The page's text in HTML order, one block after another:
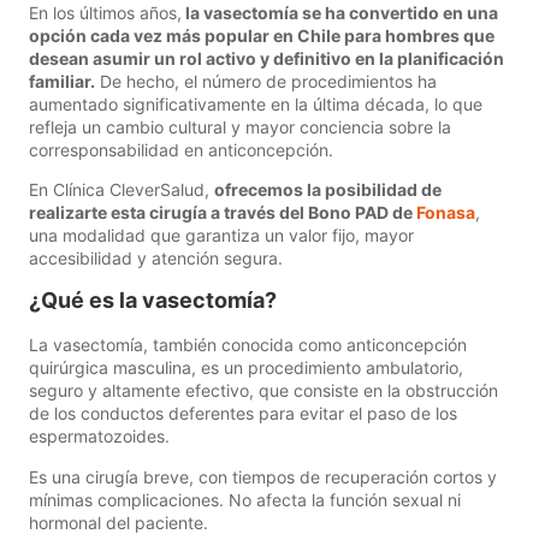
En los últimos años, la vasectomía se ha convertido en una
opción cada vez más popular en Chile para hombres que
desean asumir un rol activo y definitivo en la planificación
familiar. De hecho, el número de procedimientos ha
aumentado significativamente en la última década, lo que
refleja un cambio cultural y mayor conciencia sobre la
corresponsabilidad en anticoncepción.
En Clínica CleverSalud, ofrecemos la posibilidad de
realizarte esta cirugía a través del Bono PAD deFonasa,
una modalidad que garantiza un valor fijo, mayor
accesibilidad y atención segura.
¿Qué es la vasectomía?
La vasectomía, también conocida como anticoncepción
quirúrgica masculina, es un procedimiento ambulatorio,
seguro y altamente efectivo, que consiste en la obstrucción
de los conductos deferentes para evitar el paso de los
espermatozoides.
Es una cirugía breve, con tiempos de recuperación cortos y
mínimas complicaciones. No afecta la función sexual ni
hormonal del paciente.